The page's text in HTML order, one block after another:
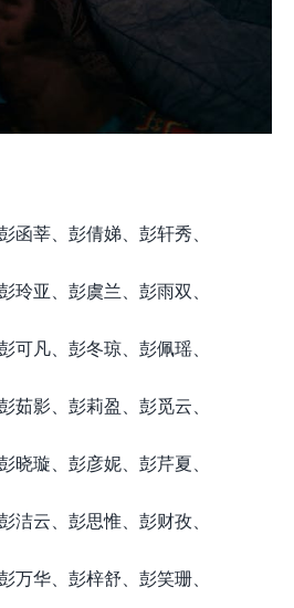
函莘、彭倩娣、彭轩秀、
玲亚、彭虞兰、彭雨双、
可凡、彭冬琼、彭佩瑶、
茹影、彭莉盈、彭觅云、
晓璇、彭彦妮、彭芹夏、
洁云、彭思惟、彭财孜、
万华、彭梓舒、彭笑珊、